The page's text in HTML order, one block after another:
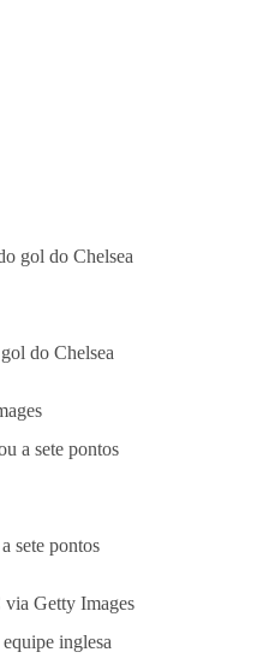
do Chelsea
sete pontos
via Getty Images